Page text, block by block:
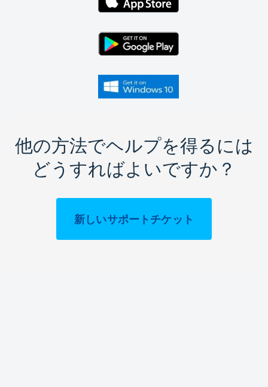
他の方法でヘルプを得るには
どうすればよいですか？
新しいサポートチケット